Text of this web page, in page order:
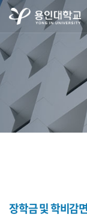
장학금 및 학비감면